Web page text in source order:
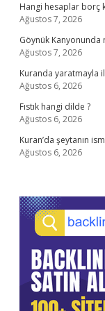
Hangi hesaplar borç
Ağustos 7, 2026
Göynük Kanyonunda
Ağustos 7, 2026
Kuranda yaratmayla
Ağustos 6, 2026
Fıstık hangi dilde ?
Ağustos 6, 2026
Kuran’da şeytanın
Ağustos 6, 2026